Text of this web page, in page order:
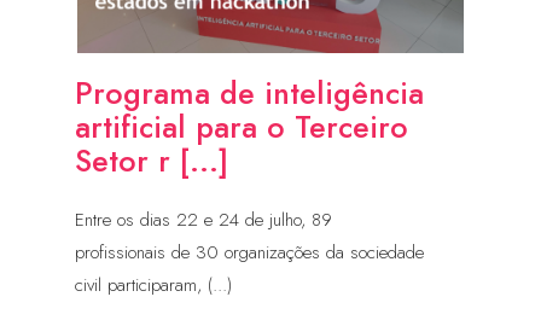
Programa de inteligência
artificial para o Terceiro
Setor r [...]
Entre os dias 22 e 24 de julho, 89
profissionais de 30 organizações da sociedade
civil participaram, (...)